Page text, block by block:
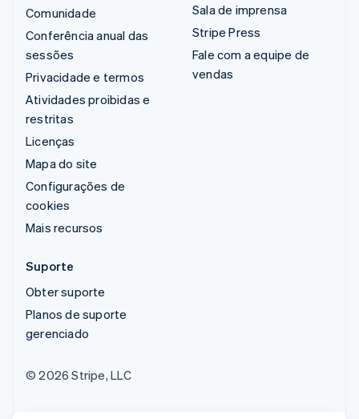
Comunidade
Conferência anual das
sessões
Privacidade e termos
Atividades proibidas e
restritas
Licenças
Mapa do site
Configurações de
cookies
Mais recursos
Sala de imprensa
Stripe Press
Fale com a equipe de
vendas
Suporte
Obter suporte
Planos de suporte
gerenciado
© 2026 Stripe, LLC